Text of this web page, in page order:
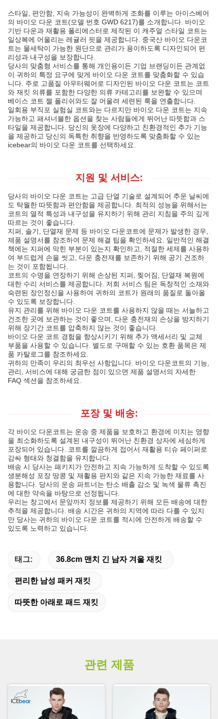
스타일, 편안함, 지속 가능성이 완벽하게 조화를 이루는 아이스베어
의 바이오 다운 코트(모델 번호 GWD 6217)를 소개합니다. 바이오
기반 다운과 재활용 폴리에스터로 제작된 이 캐주얼 스타일 코트는
일상복에 어울리는 레귤러 핏을 제공합니다. 중국산 바이오 다운코
트는 물세탁이 가능한 원단으로 관리가 용이하도록 디자인되어 편
리성과 내구성을 보장합니다.
당사의 맞춤형 서비스를 통해 개인용이든 기업 브랜딩이든 관계없
이 귀하의 특정 요구에 맞게 바이오 다운 코트를 맞춤화할 수 있습
니다. 주로 고품질 아우터웨어로 디자인된 바이오 다운 코트는 코트
와 재킷 의류를 포함한 다양한 의류 카테고리를 보완할 수 있으며
베이스 코트 젤 폴리쉬와도 잘 어울려 세련된 룩을 연출합니다.
일회용 부직포 실험실 코트와는 다르지만 바이오 다운 코트는 지속
가능하고 패셔너블한 옵션을 찾는 사람들에게 뛰어난 따뜻함과 스
타일을 제공합니다. 당신의 옷장에 다양하고 친환경적인 추가 기능
을 제공하고 당신의 독특한 취향을 반영하도록 맞춤화할 수 있는
icebear의 바이오 다운 코트를 선택하세요.
지원 및 서비스:
당사의 바이오 다운 코트는 고급 단열 기술로 설계되어 추운 날씨에
도 탁월한 따뜻함과 편안함을 제공합니다. 최적의 성능을 위해서는
코트의 열적 특성과 내구성을 유지하기 위해 관리 지침을 주의 깊게
따르는 것이 좋습니다.
지퍼, 솔기, 단열재 문제 등 바이오 다운코트에 문제가 발생한 경우,
제품 설명서를 참조하여 문제 해결 팁을 확인하세요. 일반적인 해결
책에는 지퍼에 막힌 부분이 있는지 확인하고, 적절한 세제를 사용하
여 부드럽게 손을 씻고, 다운 충전재를 보존하기 위해 공기 건조하
는 것이 포함됩니다.
코트의 수명을 연장하기 위해 손상된 지퍼, 찢어짐, 단열재 복원에
대한 수리 서비스를 제공합니다. 저희 서비스 팀은 독창적인 소재와
숙련된 장인정신을 사용하여 귀하의 코트가 원래의 품질로 돌아올
수 있도록 보장합니다.
유지 관리를 위해 바이오 다운 코트를 사용하지 않을 때는 서늘하고
건조한 곳에 보관하는 것이 좋으며, 다운 충전재의 손상을 방지하기
위해 장기간 코트를 압축하지 않는 것이 좋습니다.
바이오 다운 코트 경험을 향상시키기 위해 추가 액세서리 및 교체
부품을 사용할 수 있습니다. 별도로 구매할 수 있는 호환 품목은 제
품 카탈로그를 참조하세요.
귀하의 만족이 우리의 최우선 사항입니다. 바이오 다운코트의 기능,
관리, 서비스에 대해 궁금한 점이 있으면 제품 설명서의 자세한
FAQ 섹션을 참조하세요.
포장 및 배송:
각 바이오 다운코트는 운송 중 제품을 보호하고 환경에 미치는 영향
을 최소화하도록 설계된 내구성이 뛰어난 친환경 상자에 세심하게
포장되어 있습니다. 코트를 깔끔하게 접어서 재활용 티슈 페이퍼로
감싸 형태와 청결함을 유지합니다.
배송 시 당사는 패키지가 안전하고 지속 가능하게 도착할 수 있도록
생분해성 포장 땅콩 및 재활용 판지와 같은 지속 가능한 재료를 사
용합니다. 당사의 운송 파트너는 탄소 배출 감소 및 녹색 물류 촉진
에 대한 약속을 바탕으로 선정됩니다.
우리는 창고에서 문앞까지 정보를 제공하기 위해 모든 배송에 대한
추적을 제공합니다. 배송 시간은 귀하의 지역에 따라 다를 수 있지
만 당사는 귀하의 바이오 다운 코트를 적시에 안전하게 배송할 수
있도록 노력하고 있습니다.
태그: 36.8cm 맨치 긴 남자 겨울 재킷
편리한 남성 패커 재킷
따뜻한 아래로 패드 재킷
관련 제품